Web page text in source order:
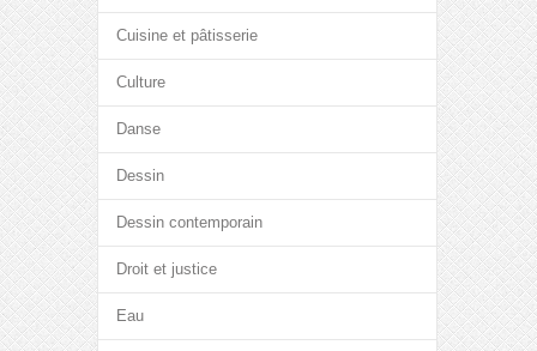
Cuisine et pâtisserie
Culture
Danse
Dessin
Dessin contemporain
Droit et justice
Eau